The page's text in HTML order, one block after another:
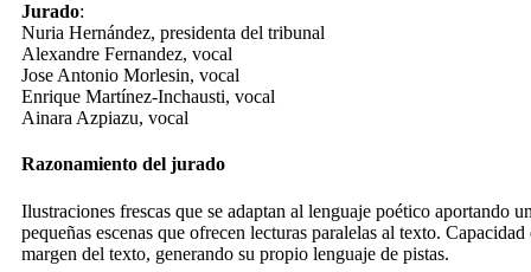
Jurado:
Nuria Hernández, presidenta del tribunal
Alexandre Fernandez, vocal
Jose Antonio Morlesin, vocal
Enrique Martínez-Inchausti, vocal
Ainara Azpiazu, vocal
Razonamiento del jurado
Ilustraciones frescas que se adaptan al lenguaje poético aportando
pequeñas escenas que ofrecen lecturas paralelas al texto.
margen del texto, generando su propio lenguaje de pistas.